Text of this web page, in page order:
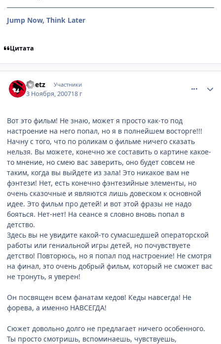
Jump Now, Think Later
Цитата
Deetz Участники
3 Ноября, 200718 г
Вот это фильм! Не знаю, может я просто как-то под
настроение на него попал, но я в полнейшем восторге!!!
Начну с того, что по роликам о фильме ничего сказать
нельзя. Вы можете, конечно же составить о картине какое-
то мнение, но смею вас заверить, оно будет совсем не
таким, когда вы выйдете из зала! Это никакое вам не
фэнтези! Нет, есть конечно фэнтезийные элементы, но
очень сказочные и являются лишь довеском к основной
идее. Это фильм про детей! и вот этой фразы не надо
бояться. Нет-нет! На сеансе я словно вновь попал в
детство.
Здесь вы не увидите какой-то сумасшедшей операторской
работы или гениальной игры детей, но почувствуете
детство! Повторюсь, но я попал под настроение! Не смотря
на финал, это очень добрый фильм, который не сможет вас
не тронуть, я уверен!
Он посвящен всем фанатам кедов! Кеды навсегда! Не
форева, а именно НАВСЕГДА!
Сюжет довольно долго не предлагает ничего особенного.
Ты просто смотришь, вспоминаешь, чувствуешь,